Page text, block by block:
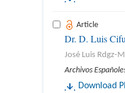
Article
Dr. D. Luis
José Luis Rdgz-
Archivos
Download